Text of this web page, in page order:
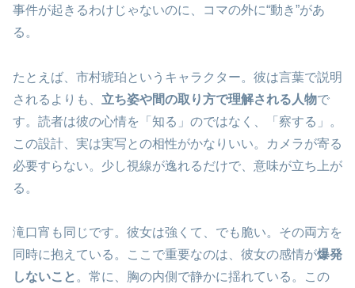
事件が起きるわけじゃないのに、コマの外に“動き”があ
る。
たとえば、市村琥珀というキャラクター。彼は言葉で説明
されるよりも、 立ち姿や間の取り方で理解される人物で
す。読者は彼の心情を「知る」のではなく、「察する」。
この設計、実は実写との相性がかなりいい。カメラが寄る
必要すらない。少し視線が逸れるだけで、意味が立ち上が
る。
滝口宵も同じです。彼女は強くて、でも脆い。その両方を
同時に抱えている。ここで重要なのは、彼女の感情が爆発
しないこと。常に、胸の内側で静かに揺れている。この